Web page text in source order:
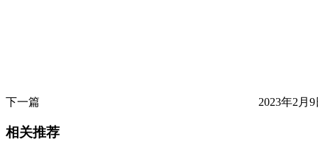
下一篇 2023年2月9
相关推荐